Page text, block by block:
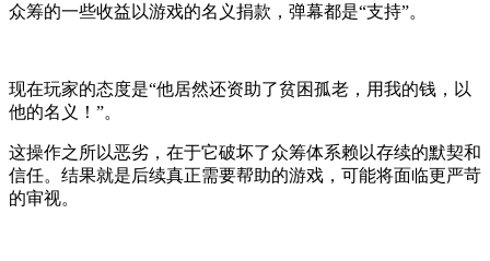
众筹的一些收益以游戏的名义捐款，弹幕都是“支持”。
现在玩家的态度是“他居然还资助了贫困孤老，用我的钱，以
他的名义！”。
这操作之所以恶劣，在于它破坏了众筹体系赖以存续的默契和
信任。结果就是后续真正需要帮助的游戏，可能将面临更严苛
的审视。